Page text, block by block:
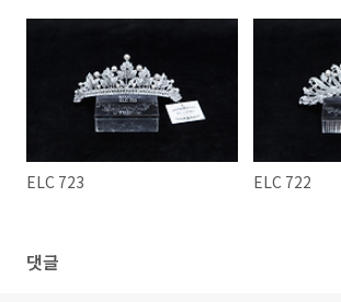
ELC 723 ELC 722
댓글